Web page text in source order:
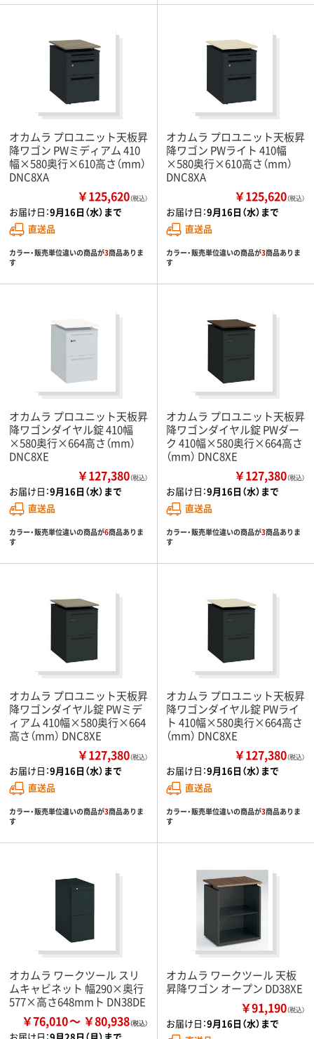
オカムラ プロユニット天板昇
降ワゴン PWミディアム 410
幅×580奥行×610高さ（mm）
DNC8XA
￥125,620（税込）
お届け日：9月16日（水）まで
直送品
カラー・販売単位違いの商品が3商品ありま
す
オカムラ プロユニット天板昇
降ワゴン PWライト 410幅
×580奥行×610高さ（mm）
DNC8XA
￥125,620（税込）
お届け日：9月16日（水）まで
直送品
カラー・販売単位違いの商品が3商品ありま
す
オカムラ プロユニット天板昇
降ワゴンダイヤル錠 410幅
×580奥行×664高さ（mm）
DNC8XE
￥127,380（税込）
お届け日：9月16日（水）まで
直送品
カラー・販売単位違いの商品が6商品ありま
す
オカムラ プロユニット天板昇
降ワゴンダイヤル錠 PWダー
ク 410幅×580奥行×664高さ
（mm） DNC8XE
￥127,380（税込）
お届け日：9月16日（水）まで
直送品
カラー・販売単位違いの商品が3商品ありま
す
オカムラ プロユニット天板昇
降ワゴンダイヤル錠 PWミデ
ィアム 410幅×580奥行×664
高さ（mm） DNC8XE
￥127,380（税込）
お届け日：9月16日（水）まで
直送品
カラー・販売単位違いの商品が3商品ありま
す
オカムラ プロユニット天板昇
降ワゴンダイヤル錠 PWライ
ト 410幅×580奥行×664高さ
（mm） DNC8XE
￥127,380（税込）
お届け日：9月16日（水）まで
直送品
カラー・販売単位違いの商品が3商品ありま
す
オカムラ ワークツール スリ
ムキャビネット 幅290×奥行
577×高さ648mmト DN38DE
￥76,010 ￥80,938
お届け日：9月28日（月）まで
オカムラ ワークツール 天板
昇降ワゴン オープン DD38XE
￥91,190（税込）
お届け日：9月16日（水）まで